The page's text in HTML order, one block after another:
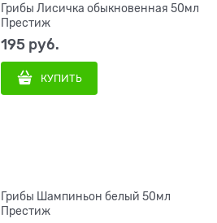
Грибы Лисичка обыкновенная 50мл
Престиж
195 руб.
КУПИТЬ
Грибы Шампиньон белый 50мл
Престиж